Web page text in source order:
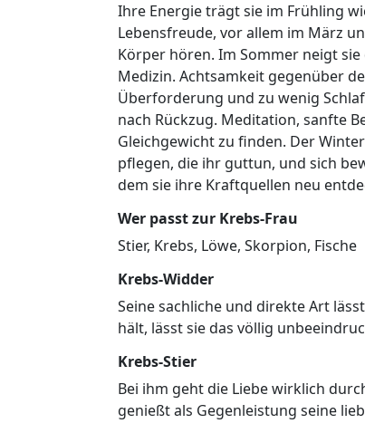
Ihre Energie trägt sie im Frühling
Lebensfreude, vor allem im März
Körper hören. Im Sommer neigt
Medizin. Achtsamkeit gegenüber
Überforderung und zu wenig
nach Rückzug. Meditation, sanfte
Gleichgewicht zu finden. Der
pflegen, die ihr guttun, und sich
dem sie ihre Kraftquellen neu
Wer passt zur Krebs-Frau
Stier, Krebs, Löwe, Skorpion, Fische
Krebs-Widder
Seine sachliche und direkte Art
hält, lässt sie das völlig
Krebs-Stier
Bei ihm geht die Liebe wirklich
genießt als Gegenleistung seine